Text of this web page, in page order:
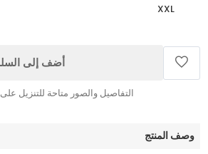
XXL
أضف إلى
التفاصيل والصور متاحة للتنزيل على
وصف المنتج